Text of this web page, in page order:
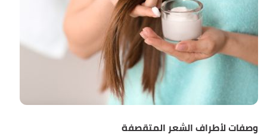
وصفات لأطراف الشعر المتقصفة